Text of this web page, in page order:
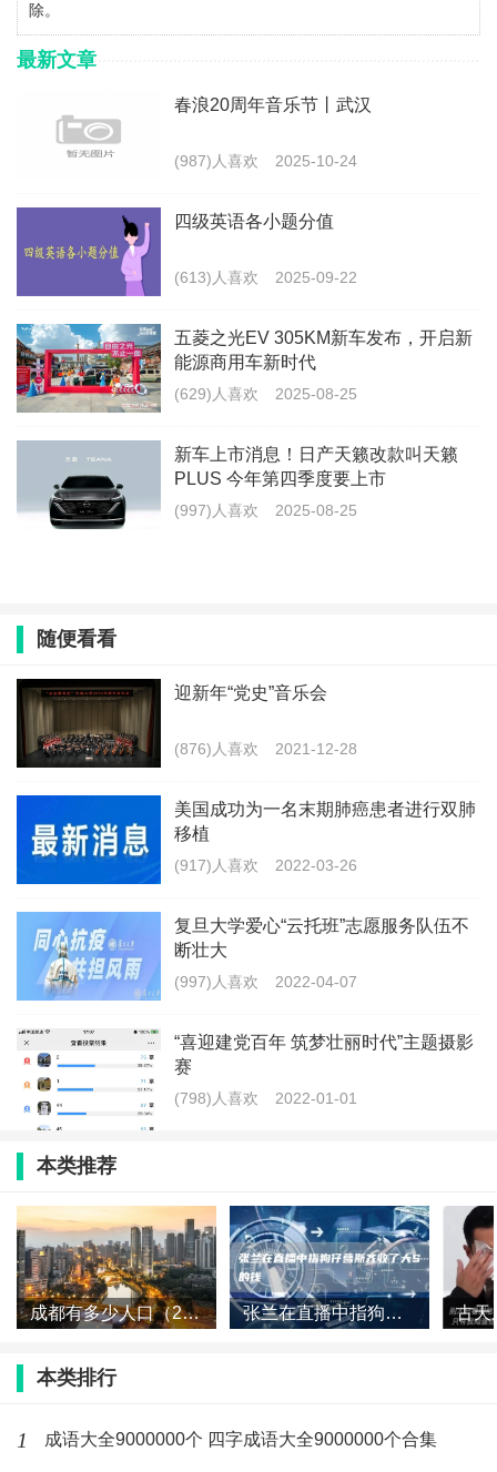
除。
最新文章
春浪20周年音乐节丨武汉
(987)人喜欢 2025-10-24
四级英语各小题分值
(613)人喜欢 2025-09-22
五菱之光EV 305KM新车发布，开启新
能源商用车新时代
(629)人喜欢 2025-08-25
新车上市消息！日产天籁改款叫天籁
PLUS 今年第四季度要上市
(997)人喜欢 2025-08-25
随便看看
迎新年“党史”音乐会
(876)人喜欢 2021-12-28
美国成功为一名末期肺癌患者进行双肺
移植
(917)人喜欢 2022-03-26
复旦大学爱心“云托班”志愿服务队伍不
断壮大
(997)人喜欢 2022-04-07
“喜迎建党百年 筑梦壮丽时代”主题摄影
赛
(798)人喜欢 2022-01-01
本类推荐
成都有多少人口（2023成都人口总数多少） 张兰在直播中指狗仔葛斯齐收了大S的钱
本类排行
1 成语大全9000000个 四字成语大全9000000个合集